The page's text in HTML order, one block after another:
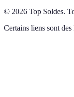
© 2026 Top Soldes.
Certains liens sont